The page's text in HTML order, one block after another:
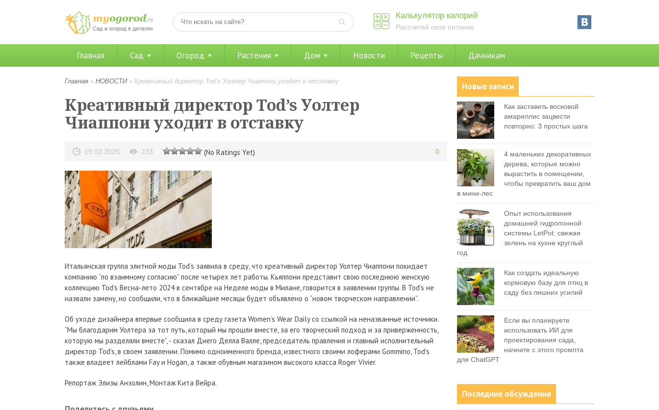
Калькулятор калорий
Рассчитай свое питание
Главная Сад Огород Растения Дом Новости Рецепты Дачникам
Главная » НОВОСТИ» Креативный директор Tod’s Уолтер Чиаппони уходит в отставку
Креативный директор Tod’s Уолтер
Чиаппони уходит в отставку
19.03.2025 233 (No Ratings Yet) 0
Итальянская группа элитной моды Tod’s заявила в среду, что креативный директор Уолтер Чиаппони покидает
компанию “по взаимному согласию” после четырех лет работы. Кьяппони представит свою последнюю женскую
коллекцию Tod’s Весна-лето 2024 в сентябре на Неделе моды в Милане, говорится в заявлении группы. В Tod’s не
назвали замену, но сообщили, что в ближайшие месяцы будет объявлено о “новом творческом направлении”.
Об уходе дизайнера впервые сообщила в среду газета Women’s Wear Daily со ссылкой на неназванные источники.
“Мы благодарим Уолтера за тот путь, который мы прошли вместе, за его творческий подход и за приверженность,
которую мы разделяли вместе”, - сказал Диего Делла Валле, председатель правления и главный исполнительный
директор Tod’s, в своем заявлении. Помимо одноименного бренда, известного своими лоферами Gommino, Tod’s
также владеет лейблами Fay и Hogan, а также обувным магазином высокого класса Roger Vivier.
Репортаж Элизы Анзолин, Монтаж Кита Вейра.
Новые записи
Как заставить восковой
амариллис зацвести
повторно: 3 простых шага
4 маленьких декоративных
дерева, которые можно
вырастить в помещении,
чтобы превратить ваш дом
в мини-лес
Опыт использования
домашней гидропонной
системы LetPot: свежая
зелень на кухне круглый
год
Как создать идеальную
кормовую базу для птиц в
саду без лишних усилий
Если вы планируете
использовать ИИ для
проектирования сада,
начните с этого промпта
для ChatGPT
Последние обсуждения